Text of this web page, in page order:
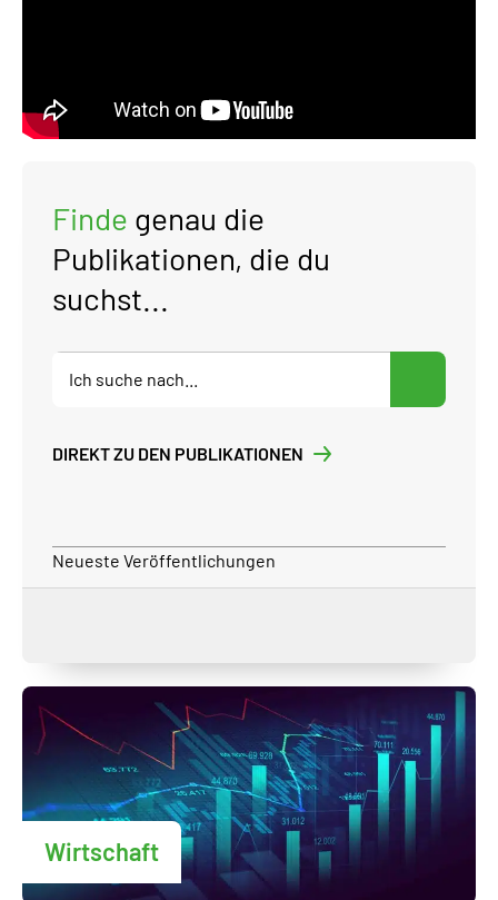
Finde genau die
Publikationen, die du
suchst...
DIREKT ZU DEN PUBLIKATIONEN
Neueste Veröffentlichungen
Wirtschaft